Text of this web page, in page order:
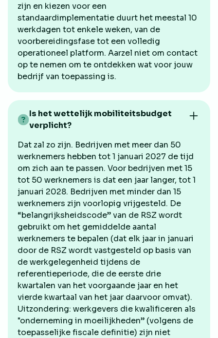
zijn en kiezen voor een
standaardimplementatie duurt het meestal 10
werkdagen tot enkele weken, van de
voorbereidingsfase tot een volledig
operationeel platform. Aarzel niet om contact
op te nemen om te ontdekken wat voor jouw
bedrijf van toepassing is.
Is het wettelijk mobiliteitsbudget
verplicht?
Dat zal zo zijn. Bedrijven met meer dan 50
werknemers hebben tot 1 januari 2027 de tijd
om zich aan te passen. Voor bedrijven met 15
tot 50 werknemers is dat een jaar langer, tot 1
januari 2028. Bedrijven met minder dan 15
werknemers zijn voorlopig vrijgesteld. De
“belangrijksheidscode” van de RSZ wordt
gebruikt om het gemiddelde aantal
werknemers te bepalen (dat elk jaar in januari
door de RSZ wordt vastgesteld op basis van
de werkgelegenheid tijdens de
referentieperiode, die de eerste drie
kwartalen van het voorgaande jaar en het
vierde kwartaal van het jaar daarvoor omvat).
Uitzondering: werkgevers die kwalificeren als
"onderneming in moeilijkheden” (volgens de
toepasselijke fiscale definitie) zijn niet